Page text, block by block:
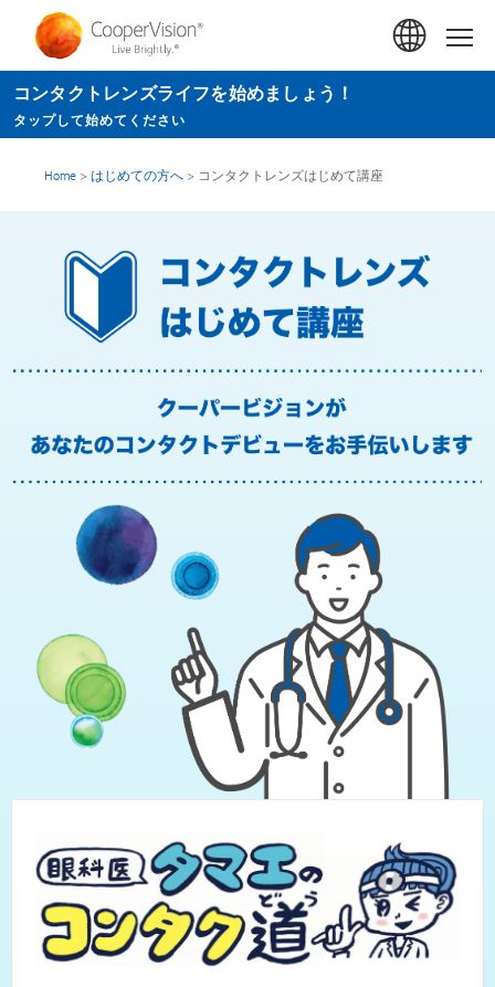
ン
コ
ン
コンタクトレンズライフを始めましょう！
タップして始めてください
Home >はじめての方へ > コンタクトレンズはじめて講座